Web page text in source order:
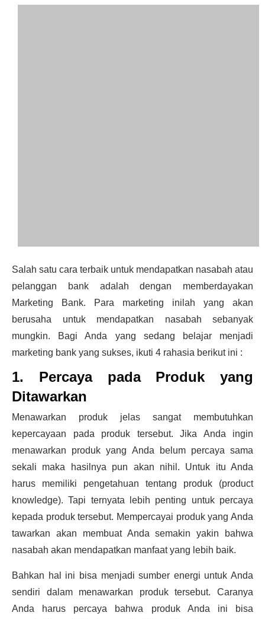
Salah satu cara terbaik untuk mendapatkan nasabah atau
pelanggan bank adalah dengan memberdayakan
Marketing Bank. Para marketing inilah yang akan
berusaha untuk mendapatkan nasabah sebanyak
mungkin. Bagi Anda yang sedang belajar menjadi
marketing bank yang sukses, ikuti 4 rahasia berikut ini :
1. Percaya pada Produk yang
Ditawarkan
Menawarkan produk jelas sangat membutuhkan
kepercayaan pada produk tersebut. Jika Anda ingin
menawarkan produk yang Anda belum percaya sama
sekali maka hasilnya pun akan nihil. Untuk itu Anda
harus memiliki pengetahuan tentang produk (product
knowledge). Tapi ternyata lebih penting untuk percaya
kepada produk tersebut. Mempercayai produk yang Anda
tawarkan akan membuat Anda semakin yakin bahwa
nasabah akan mendapatkan manfaat yang lebih baik.
Bahkan hal ini bisa menjadi sumber energi untuk Anda
sendiri dalam menawarkan produk tersebut. Caranya
Anda harus percaya bahwa produk Anda ini bisa